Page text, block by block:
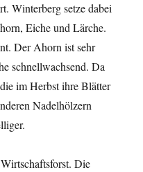
Winterberg setze dabei
Eiche und Lärche.
Der Ahorn ist sehr
schnellwachsend. Da
im Herbst ihre Blätter
Nadelhölzern
Die